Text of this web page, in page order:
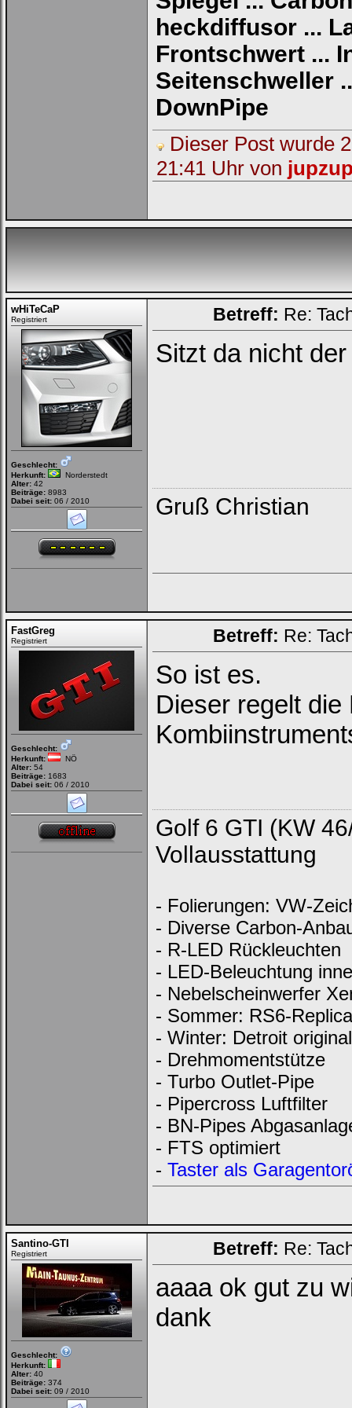
Ich habe mein Passwort
vergessen Registrieren
heckdiffusor ...
Frontschwert ...
Seitenschweller
DownPipe
Dieser Post wurde
21:41 Uhr von
wHiTeCaP
Registriert
Geschlecht:
Herkunft:
Norderstedt
Alter: 42
Beiträge: 8983
Dabei seit: 06 / 2010
Betreff: Re:
Sitzt da nicht
Gruß Christian
FastGreg
Registriert
Geschlecht:
Herkunft:
NÖ
Alter: 54
Beiträge: 1683
Dabei seit: 06 / 2010
Betreff: Re:
So ist es.
Dieser regelt
Golf 6 GTI (KW
Vollausstattung
- Folierungen: VW-
- Diverse Carbon-
- R-LED Rückleuchten
- LED-Beleuchtung
- Nebelscheinwerfer
- Sommer: RS6-
- Winter: Detroit original
- Drehmomentstütze
- Turbo Outlet-Pipe
- Pipercross Luftfilter
- BN-Pipes
- FTS optimiert
- Taster als
Santino-GTI
Registriert
Geschlecht:
Herkunft:
Alter: 40
Beiträge: 374
Dabei seit: 09 / 2010
Betreff: Re:
aaaa ok gut zu
dank